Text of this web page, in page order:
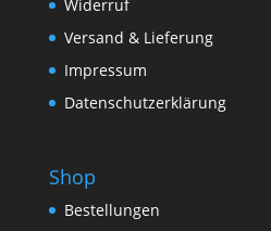
Widerruf
Versand & Lieferung
Impressum
Datenschutzerklärung
Shop
Bestellungen